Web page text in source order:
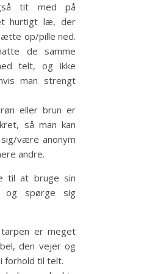
tit med på
hurtigt læ, der
op/pille ned.
de samme
telt, og ikke
man strengt
eller brun er
så man kan
være anonym
andre.
til at bruge sin
og spørge sig
er meget
den vejer og
forhold til telt.